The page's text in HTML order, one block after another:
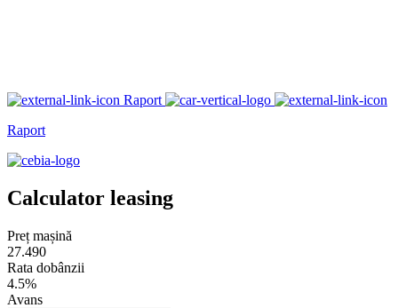
Raport
Raport
Calculator leasing
Preț mașină
27.490
Rata dobânzii
4.5%
Avans